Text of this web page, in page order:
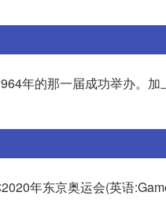
年的那一届成功举办。
年东京奥运会(英语